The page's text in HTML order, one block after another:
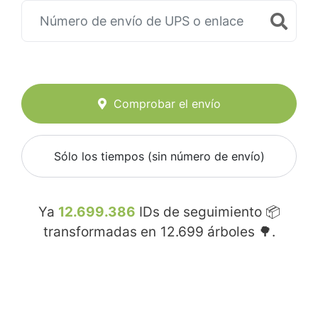
Comprobar el envío
Sólo los tiempos (sin número de envío)
Ya 12.699.386 IDs de seguimiento 📦
transformadas en 12.699 árboles 🌳.